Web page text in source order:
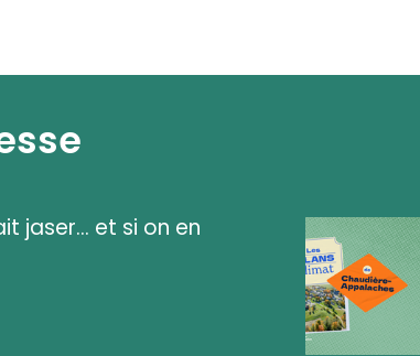
jaser... et si on en